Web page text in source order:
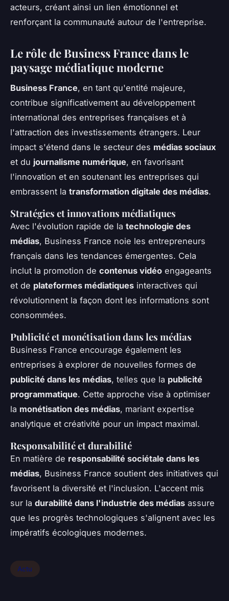
acteurs, créant ainsi un lien émotionnel et
renforçant la communauté autour de l'entreprise.
Le rôle de Business France dans le
paysage médiatique moderne
Business France, en tant qu'entité majeure,
contribue significativement au développement
international des entreprises françaises et à
l'attraction des investissements étrangers. Leur
impact s'étend dans le secteur des médias sociaux
et du journalisme numérique, en favorisant
l'innovation et en soutenant les entreprises qui
embrassent la transformation digitale des médias.
Stratégies et innovations médiatiques
Avec l'évolution rapide de la technologie des
médias, Business France noie les entrepreneurs
français dans les tendances émergentes. Cela
inclut la promotion de contenus vidéo engageants
et de plateformes médiatiques interactives qui
révolutionnent la façon dont les informations sont
consommées.
Publicité et monétisation dans les médias
Business France encourage également les
entreprises à explorer de nouvelles formes de
publicité dans les médias, telles que la publicité
programmatique. Cette approche vise à optimiser
la monétisation des médias, mariant expertise
analytique et créativité pour un impact maximal.
Responsabilité et durabilité
En matière de responsabilité sociétale dans les
médias, Business France soutient des initiatives qui
favorisent la diversité et l'inclusion. L'accent mis
sur la durabilité dans l'industrie des médias assure
que les progrès technologiques s'alignent avec les
impératifs écologiques modernes.
Actu